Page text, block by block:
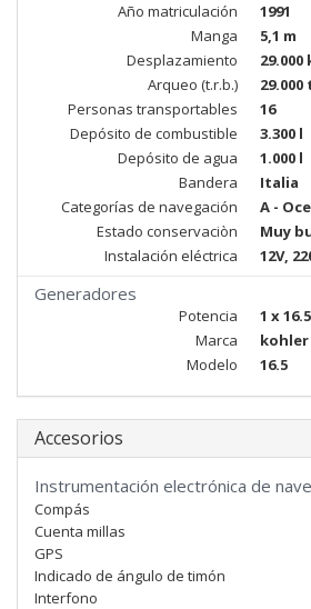
Año matriculación
1991
Manga
5,1 m
Desplazamiento
29.000
Arqueo (t.r.b.)
29.000
Personas transportables
16
Depósito de combustible
3.300 l
Depósito de agua
1.000 l
Bandera
Italia
Categorías de navegación
A -
Estado conservaciòn
Muy
Instalación eléctrica
12V,
Generadores
Potencia
1 x
Marca
kohler
Modelo
16.5
Accesorios
Instrumentación electrónica de
Compás
Cuenta millas
GPS
Indicado de ángulo de timón
Interfono